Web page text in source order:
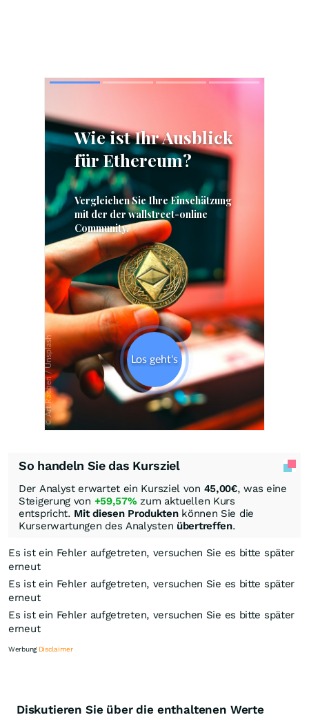
So handeln Sie das Kursziel
Der Analyst erwartet ein Kursziel von 45,00€, was eine
Steigerung von +59,57% zum aktuellen Kurs
entspricht. Mit diesen Produktenkönnen Sie die
Kurserwartungen des Analysten übertreffen.
Es ist ein Fehler aufgetreten, versuchen Sie es bitte später
erneut
Es ist ein Fehler aufgetreten, versuchen Sie es bitte später
erneut
Es ist ein Fehler aufgetreten, versuchen Sie es bitte später
erneut
Werbung Disclaimer
Diskutieren Sie über die enthaltenen Werte